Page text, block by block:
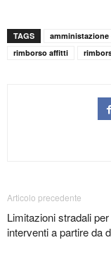
TAGS amministazione
rimborso affitti
Articolo precedente
Limitazioni stradali
interventi a partire da